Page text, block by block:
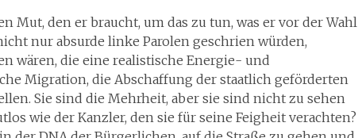
Mut, den er braucht, um das zu tun, was er vor der Wahl
nur absurde linke Parolen geschrien würden,
wären, die eine realistische Energie- und
Migration, die Abschaffung der staatlich geförderten
Sie sind die Mehrheit, aber sie sind nicht zu sehen
wie der Kanzler, den sie für seine Feigheit verachten?